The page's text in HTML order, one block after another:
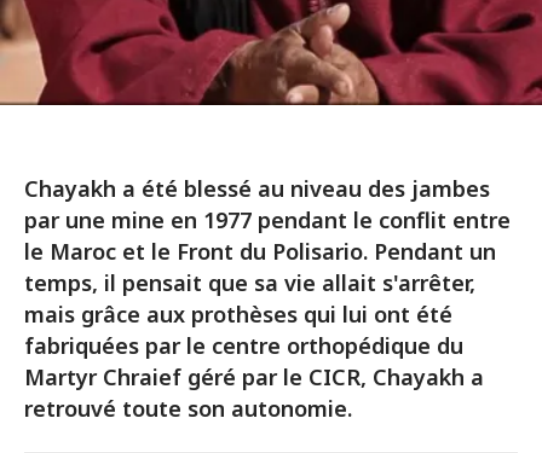
Chayakh a été blessé au niveau des jambes
par une mine en 1977 pendant le conflit entre
le Maroc et le Front du Polisario. Pendant un
temps, il pensait que sa vie allait s'arrêter,
mais grâce aux prothèses qui lui ont été
fabriquées par le centre orthopédique du
Martyr Chraief géré par le CICR, Chayakh a
retrouvé toute son autonomie.